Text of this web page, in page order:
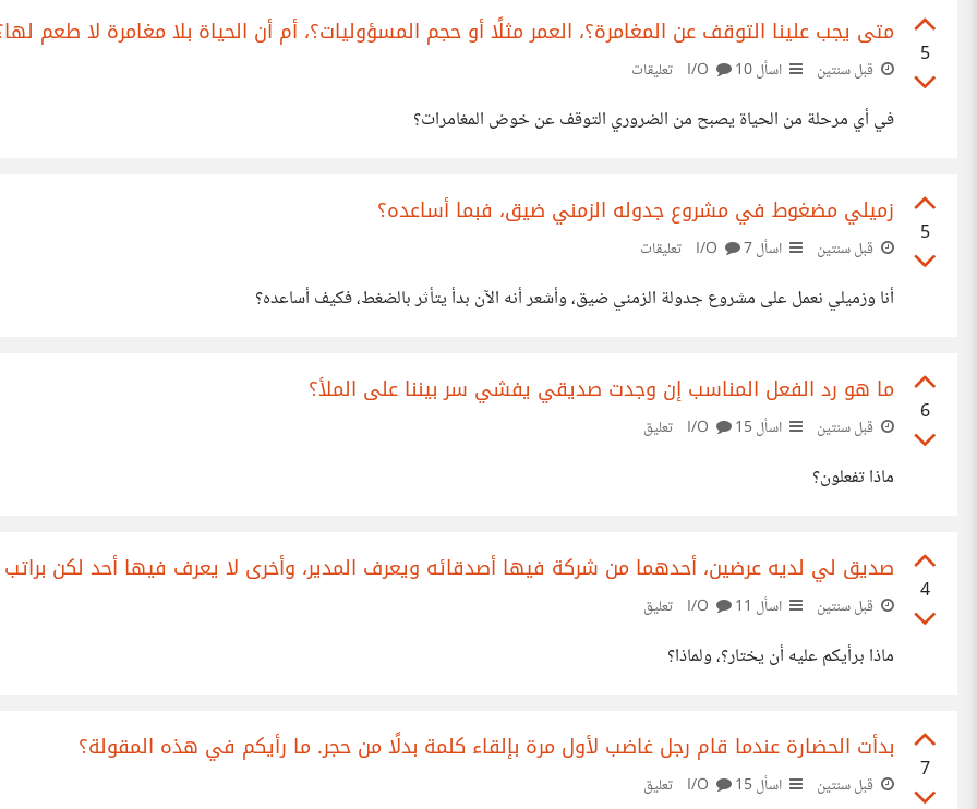
5
متى يجب علينا التوقف عن المغامرة؟، العمر مثلًا أو حجم المسؤوليات؟، أم أن الحياة بلا مغامرة لا طعم
قبل سنتين اسأل I/O10 تعليقات
في أي مرحلة من الحياة يصبح من الضروري التوقف عن خوض المغامرات؟
5
زميلي مضغوط في مشروع جدوله الزمني ضيق، فبما أساعده؟
قبل سنتين اسأل I/O7 تعليقات
أنا وزميلي نعمل على مشروع جدولة الزمني ضيق، وأشعر أنه الآن بدأ يتأثر بالضغط، فكيف أساعده؟
6
ما هو رد الفعل المناسب إن وجدت صديقي يفشي سر بيننا على الملأ؟
قبل سنتين اسأل I/O 15 تعليق
ماذا تفعلون؟
4
صديق لي لديه عرضين، أحدهما من شركة فيها أصدقائه ويعرف المدير، وأخرى لا يعرف فيها أحد لكن براتب
قبل سنتين اسأل I/O 11 تعليق
ماذا برأيكم عليه أن يختار؟، ولماذا؟
7
بدأت الحضارة عندما قام رجل غاضب لأول مرة بإلقاء كلمة بدلًا من حجر. ما رأيكم في هذه المقولة؟
قبل سنتين اسأل I/O 15 تعليق